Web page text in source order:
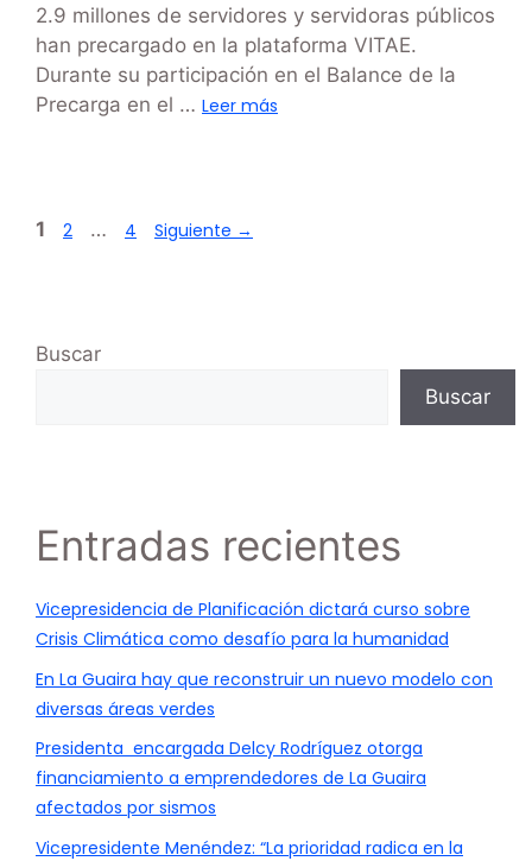
2.9 millones de servidores y servidoras públicos
han precargado en la plataforma VITAE.
Durante su participación en el Balance de la
Precarga en el … Leer más
1 2 … 4 Siguiente →
Buscar
Buscar
Entradas recientes
Vicepresidencia de Planificación dictará curso sobre
Crisis Climática como desafío para la humanidad
En La Guaira hay que reconstruir un nuevo modelo con
diversas áreas verdes
Presidenta encargada Delcy Rodríguez otorga
financiamiento a emprendedores de La Guaira
afectados por sismos
Vicepresidente Menéndez: “La prioridad radica en la